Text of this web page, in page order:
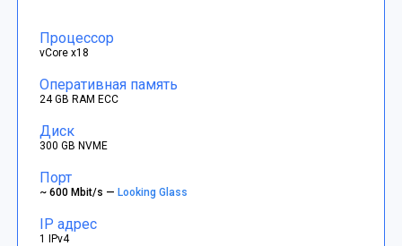
Процессор
vCore x18
Оперативная память
24 GB RAM ECC
Диск
300 GB NVME
Порт
~ 600 Mbit/s —Looking Glass
IP адрес
1 IPv4